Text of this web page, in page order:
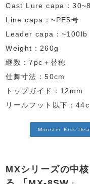
Cast Lure capa：
Line capa：~PE5号
Leader capa：~100lb
Weight：260g
継数：7pc＋替穂
仕舞寸法：50cm
トップガイド：12mm
リールフット以下：
Monster Kiss
MXシリーズの中